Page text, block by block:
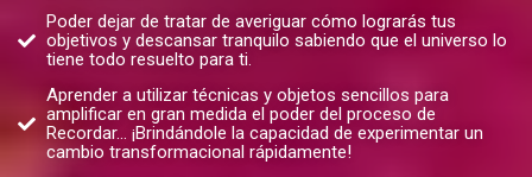
Poder dejar de tratar de averiguar cómo lograrás tus
objetivos y descansar tranquilo sabiendo que el universo lo
tiene todo resuelto para ti.
Aprender a utilizar técnicas y objetos sencillos para
amplificar en gran medida el poder del proceso de
Recordar... ¡Brindándole la capacidad de experimentar un
cambio transformacional rápidamente!